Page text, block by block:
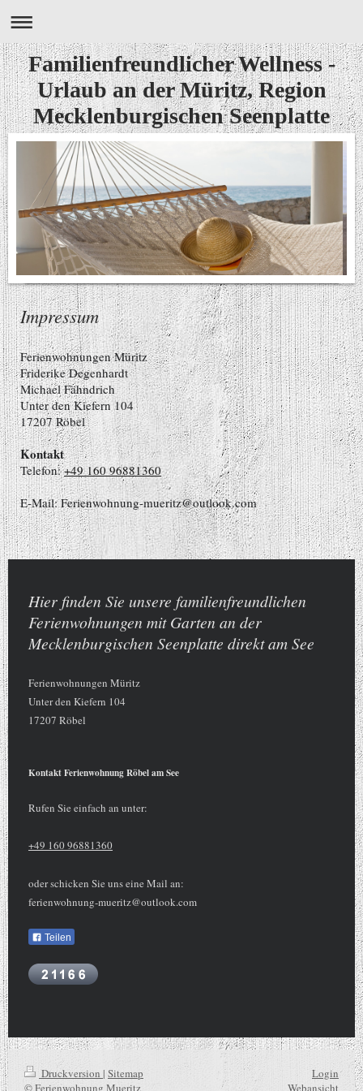
Familienfreundlicher Wellness -
Urlaub an der Müritz, Region
Mecklenburgischen Seenplatte
Impressum
Ferienwohnungen Müritz
Friderike Degenhardt
Michael Fähndrich
Unter den Kiefern 104
17207 Röbel
Kontakt
Telefon:+49 160 96881360
E-Mail:Ferienwohnung-mueritz@outlook.com
Hier finden Sie unsere familienfreundlichen
Ferienwohnungen mit Garten an der
Mecklenburgischen Seenplatte direkt am See
Ferienwohnungen Müritz
Unter den Kiefern 104
17207 Röbel
Kontakt Ferienwohnung Röbel am See
Rufen Sie einfach an unter:
+49 160 96881360
oder schicken Sie uns eine Mail an:
ferienwohnung-mueritz@outlook.com
Teilen
Druckversion | Sitemap
© Ferienwohnung Mueritz
Login
Webansicht